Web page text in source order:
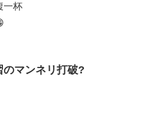
一杯
マンネリ打破?